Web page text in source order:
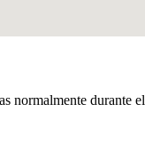
normalmente durante